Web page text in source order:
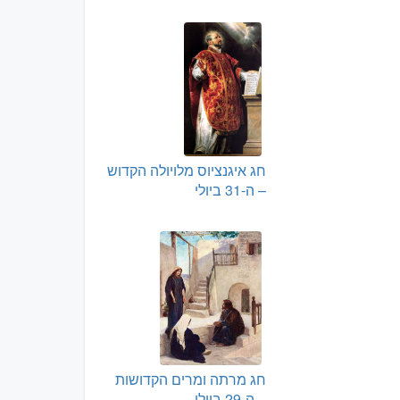
חג איגנציוס מלויולה הקדוש
– ה-31 ביולי
חג מרתה ומרים הקדושות